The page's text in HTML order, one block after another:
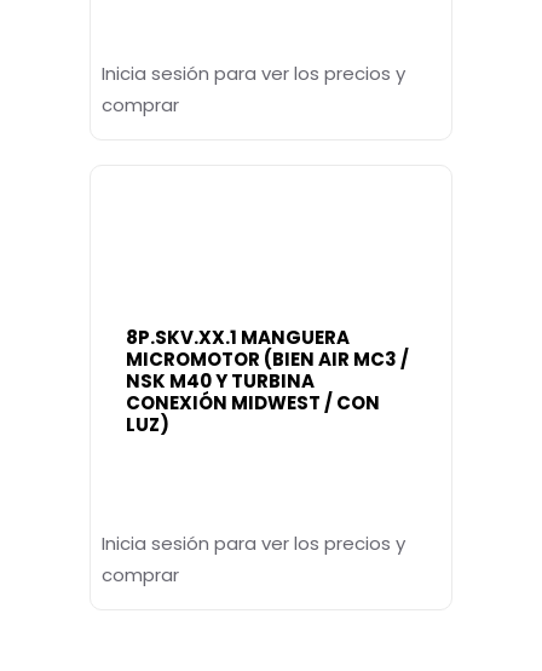
Inicia sesión para ver los precios y
comprar
8P.SKV.XX.1 MANGUERA
MICROMOTOR (BIEN AIR MC3 /
NSK M40 Y TURBINA
CONEXIÓN MIDWEST / CON
LUZ)
Inicia sesión para ver los precios y
comprar